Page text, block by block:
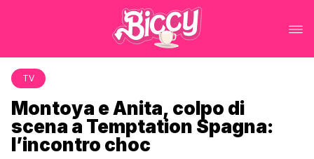
TV
Montoya e Anita, colpo di
scena a Temptation Spagna:
l’incontro choc